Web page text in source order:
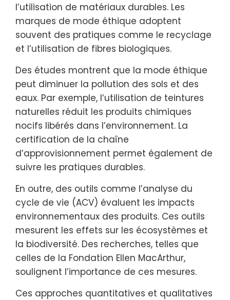
l’utilisation de matériaux durables. Les
marques de mode éthique adoptent
souvent des pratiques comme le recyclage
et l’utilisation de fibres biologiques.
Des études montrent que la mode éthique
peut diminuer la pollution des sols et des
eaux. Par exemple, l’utilisation de teintures
naturelles réduit les produits chimiques
nocifs libérés dans l’environnement. La
certification de la chaîne
d’approvisionnement permet également de
suivre les pratiques durables.
En outre, des outils comme l’analyse du
cycle de vie (ACV) évaluent les impacts
environnementaux des produits. Ces outils
mesurent les effets sur les écosystèmes et
la biodiversité. Des recherches, telles que
celles de la Fondation Ellen MacArthur,
soulignent l’importance de ces mesures.
Ces approches quantitatives et qualitatives